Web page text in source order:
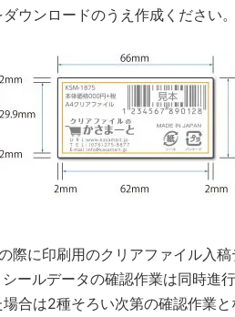
ウンロードのうえ作成ください。
際に印刷用のクリアファイル入
ールデータの確認作業は同時進行
合は2種そろい次第の確認作業と